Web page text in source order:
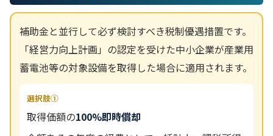
補助金と並行して必ず検討すべき税制優遇措置です。
「経営力向上計画」の認定を受けた中小企業が産業用
蓄電池等の対象設備を取得した場合に適用されます。
選択肢①
取得価額の100%即時償却